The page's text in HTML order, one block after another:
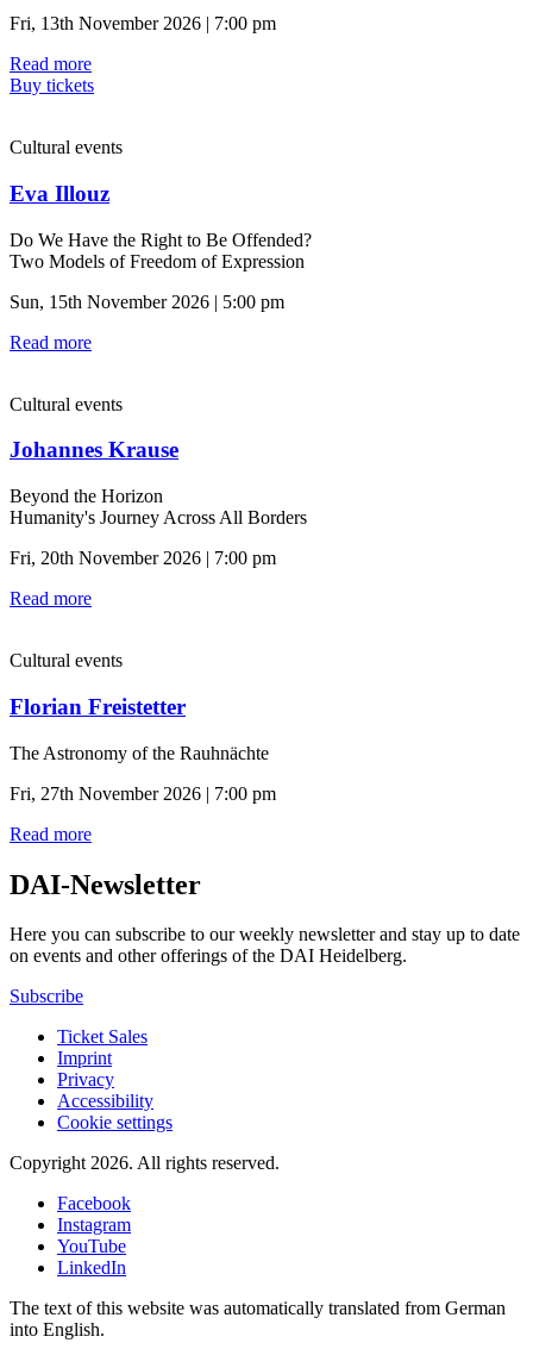
Fri, 13th November 2026 | 7:00 pm
Read more
Buy tickets
Cultural events
Eva Illouz
Do We Have the Right to Be Offended?
Two Models of Freedom of Expression
Sun, 15th November 2026 | 5:00 pm
Read more
Cultural events
Johannes Krause
Beyond the Horizon
Humanity's Journey Across All Borders
Fri, 20th November 2026 | 7:00 pm
Read more
Cultural events
Florian Freistetter
The Astronomy of the Rauhnächte
Fri, 27th November 2026 | 7:00 pm
Read more
DAI-Newsletter
Here you can subscribe to our weekly newsletter and stay up to date
on events and other offerings of the DAI Heidelberg.
Subscribe
Ticket Sales
Imprint
Privacy
Accessibility
Cookie settings
Copyright 2026. All rights reserved.
Facebook
Instagram
YouTube
LinkedIn
The text of this website was automatically translated from German
into English.